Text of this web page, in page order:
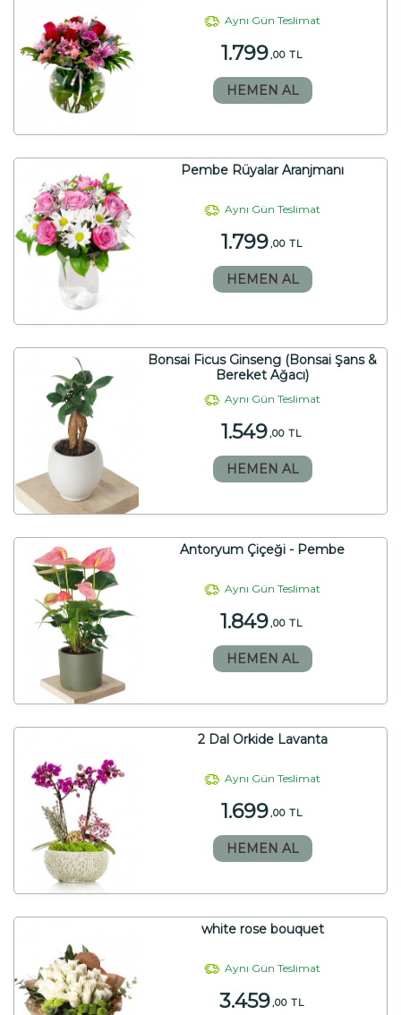
Aynı Gün Teslimat
1.799,00 TL
HEMEN AL
Pembe Rüyalar Aranjmanı
Aynı Gün Teslimat
1.799,00 TL
HEMEN AL
Bonsai Ficus Ginseng (Bonsai Şans &
Bereket Ağacı)
Aynı Gün Teslimat
1.549,00 TL
HEMEN AL
Antoryum Çiçeği - Pembe
Aynı Gün Teslimat
1.849,00 TL
HEMEN AL
2 Dal Orkide Lavanta
Aynı Gün Teslimat
1.699,00 TL
HEMEN AL
white rose bouquet
Aynı Gün Teslimat
3.459 ,00 TL